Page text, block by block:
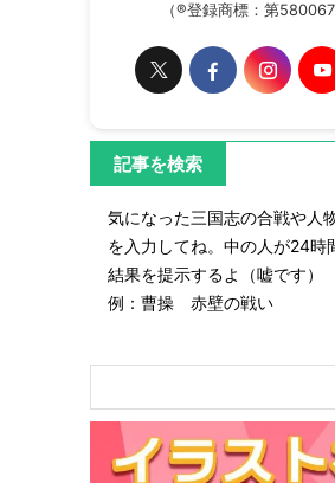
（®登録商標：第
記事を検索
気になった三国志の合戦や人
を入力してね。中の人が24時
結果を提示するよ（嘘です）
例：曹操 赤壁の戦い